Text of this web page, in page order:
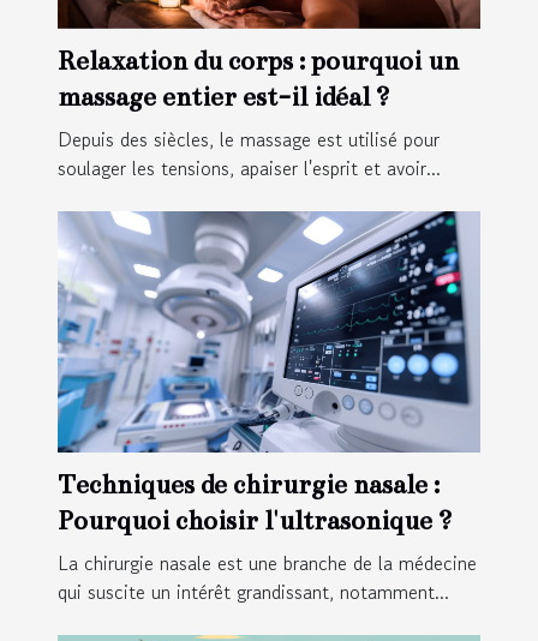
Relaxation du corps : pourquoi un
massage entier est-il idéal ?
Depuis des siècles, le massage est utilisé pour
soulager les tensions, apaiser l'esprit et avoir...
Techniques de chirurgie nasale :
Pourquoi choisir l'ultrasonique ?
La chirurgie nasale est une branche de la médecine
qui suscite un intérêt grandissant, notamment...